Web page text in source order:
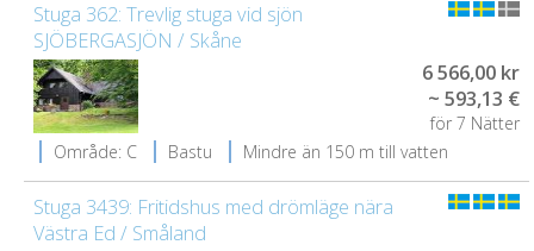
Stuga 362: Trevlig stuga vid sjön
SJÖBERGASJÖN / Skåne
6 566,00 kr
~ 593,13 €
för 7 Nätter
Område: C
Bastu Mindre än 150 m till vatten
Stuga 3439: Fritidshus med drömläge nära
Västra Ed / Småland